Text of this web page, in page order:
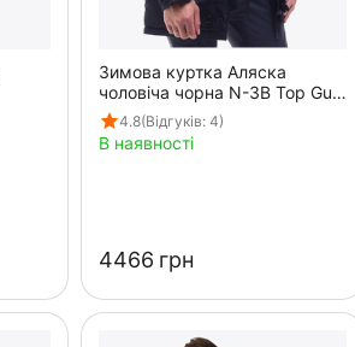
Зимова куртка Аляска
чоловіча чорна N-3B Top Gun
Black
4.8(Відгуків: 4)
В наявності
‍4466‍ грн